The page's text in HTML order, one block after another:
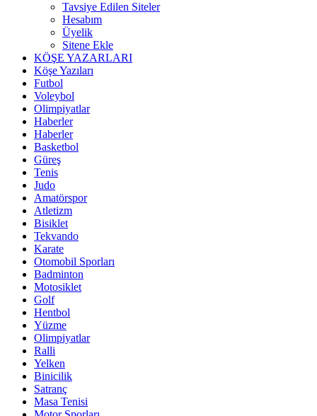
Tavsiye Edilen Siteler
Hesabım
Üyelik
Sitene Ekle
KÖŞE YAZARLARI
Köşe Yazıları
Futbol
Voleybol
Olimpiyatlar
Haberler
Haberler
Basketbol
Güreş
Tenis
Judo
Amatörspor
Atletizm
Bisiklet
Tekvando
Karate
Otomobil Sporları
Badminton
Motosiklet
Golf
Hentbol
Yüzme
Olimpiyatlar
Ralli
Yelken
Binicilik
Satranç
Masa Tenisi